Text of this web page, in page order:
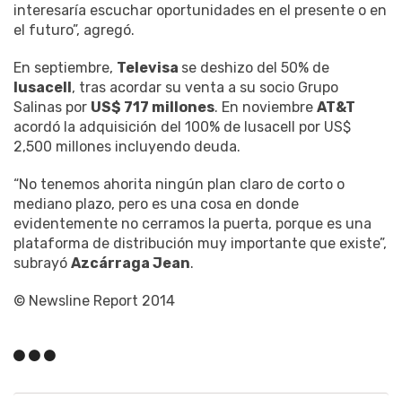
interesaría escuchar oportunidades en el presente o en
el futuro”, agregó.
En septiembre, Televisa se deshizo del 50% de
Iusacell, tras acordar su venta a su socio Grupo
Salinas por US$ 717 millones. En noviembre AT&T
acordó la adquisición del 100% de Iusacell por US$
2,500 millones incluyendo deuda.
“No tenemos ahorita ningún plan claro de corto o
mediano plazo, pero es una cosa en donde
evidentemente no cerramos la puerta, porque es una
plataforma de distribución muy importante que existe”,
subrayó Azcárraga Jean.
© Newsline Report 2014